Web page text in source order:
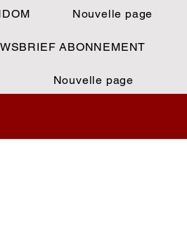
Nouvelle page
ABONNEMENT
Nouvelle page